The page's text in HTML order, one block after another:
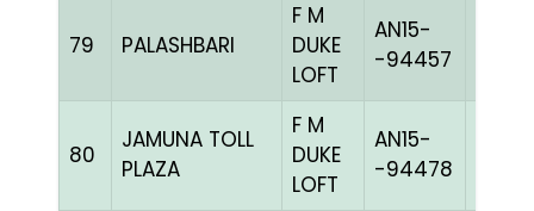
79 PALASHBARI
F M
DUKE
LOFT
AN15-
-94457
80
JAMUNA TOLL
PLAZA
F M
DUKE
LOFT
AN15-
-94478